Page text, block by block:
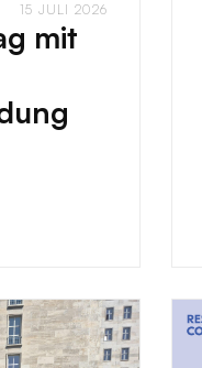
15 JULI 2026
mit